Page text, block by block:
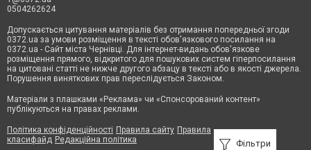
Фільтри
0504262624
Допускається цитування матеріалів без отримання попередньої згоди
0372.ua за умови розміщення в тексті обов'язкового посилання на
0372.ua - Сайт міста Чернівці. Для інтернет-видань обов'язкове
розміщення прямого, відкритого для пошукових систем гіперпосилання
на цитовані статті не нижче другого абзацу в тексті або в якості джерела.
Порушення виняткових прав переслідується Законом.
Матеріали з плашками «Реклама» чи «Спонсорований контент»
публікуються на правах реклами.
Політика конфіденційності Правила сайту Правила
класифайд Редакційна політика